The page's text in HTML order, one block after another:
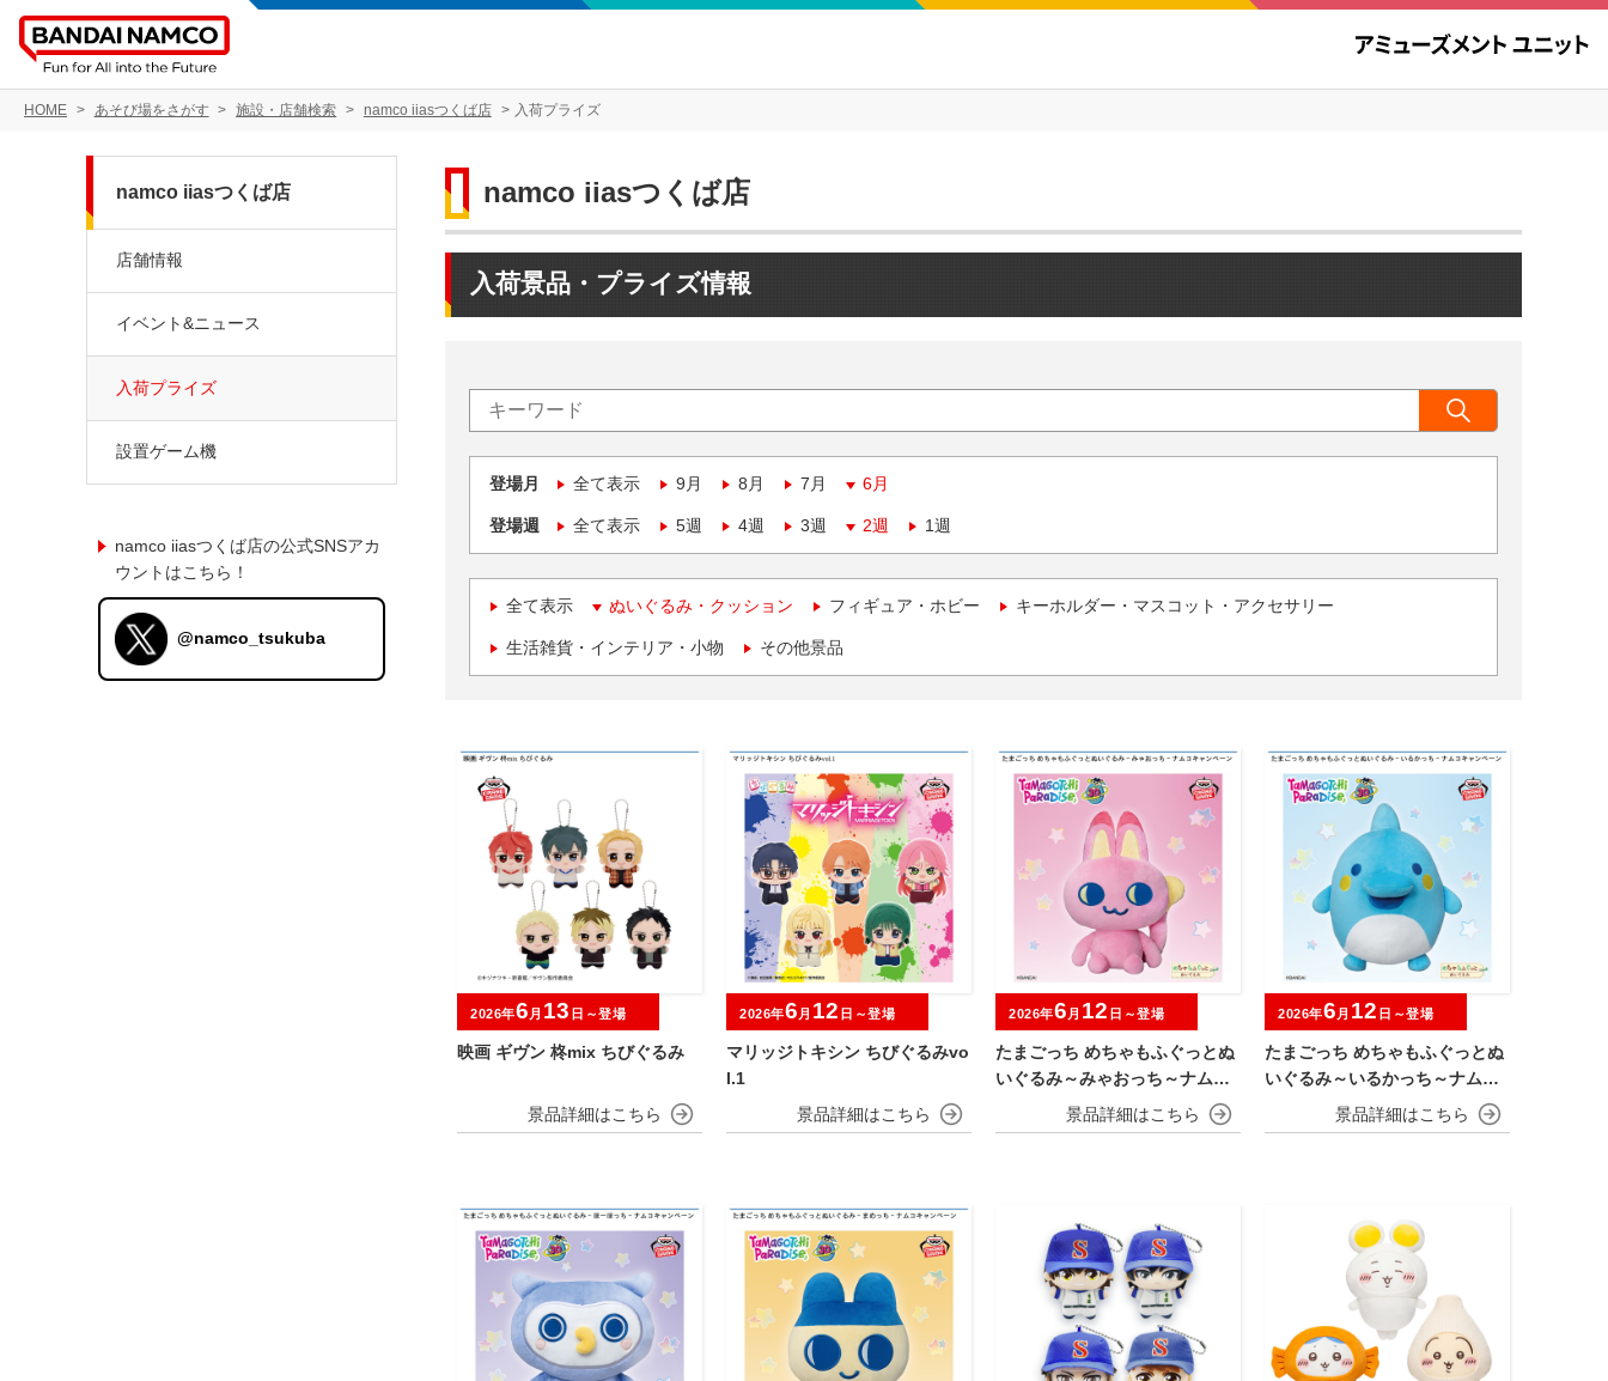
HOME あそび場をさがす 施設・店舗検索 namco iiasつくば店 入荷プライズ
namco iiasつくば店
入荷景品・プライズ情報
登場月 全て表示 9月 8月 7月 6月
登場週 全て表示 5週 4週 3週 2週 1週
全て表示 ぬいぐるみ・クッション フィギュア・ホビー キーホルダー・マスコット・アクセサリー
生活雑貨・インテリア・小物 その他景品
映画 ギヴン 柊mix ちびぐるみ
2026年6 月 13 日～登場
マリッジトキシン ちびぐるみvo
l.1
2026年6 月 12 日～登場
たまごっち めちゃもふぐっとぬ
いぐるみ～みゃおっち～ナムコ
キャンペーン
2026年6 月 12 日～登場
たまごっち めちゃもふぐっとぬ
いぐるみ～いるかっち～ナムコ
キャンペーン
2026年6 月 12 日～登場
namco iiasつくば店
店舗情報
イベント&ニュース
入荷プライズ
設置ゲーム機
namco iiasつくば店の公式SNSアカ
ウントはこちら！
@namco_tsukuba